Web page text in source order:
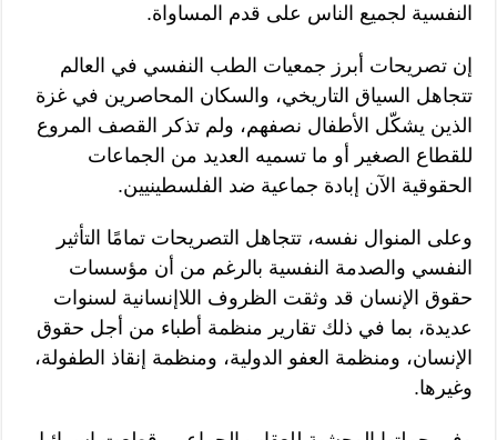
النفسية لجميع الناس على قدم المساواة.
إن تصريحات أبرز جمعيات الطب النفسي في العالم
تتجاهل السياق التاريخي، والسكان المحاصرين في غزة
الذين يشكّل الأطفال نصفهم، ولم تذكر القصف المروع
للقطاع الصغير أو ما تسميه العديد من الجماعات
الحقوقية الآن إبادة جماعية ضد الفلسطينيين.
وعلى المنوال نفسه، تتجاهل التصريحات تمامًا التأثير
النفسي والصدمة النفسية بالرغم من أن مؤسسات
حقوق الإنسان قد وثقت الظروف اللاإنسانية لسنوات
عديدة، بما في ذلك تقارير منظمة أطباء من أجل حقوق
الإنسان، ومنظمة العفو الدولية، ومنظمة إنقاذ الطفولة،
وغيرها.